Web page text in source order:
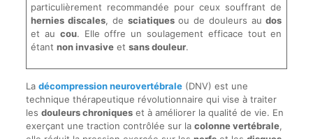
particulièrement recommandée pour ceux souffrant de
hernies discales, de sciatiquesou de douleurs audos
et au cou. Elle offre un soulagement efficace tout en
étantnon invasive etsans douleur.
La décompression neurovertébrale(DNV) est une
technique thérapeutique révolutionnaire qui vise à traiter
les douleurs chroniqueset à améliorer la qualité de vie. En
exerçant une traction contrôlée sur la colonne vertébrale,